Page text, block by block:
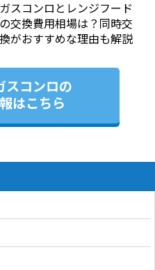
ガスコンロとレンジフード
の交換費用相場は？同時交
換がおすすめな理由も解説
スコンロの
はこちら